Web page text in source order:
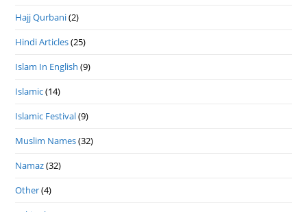
Hajj Qurbani(2)
Hindi Articles(25)
Islam In English (9)
Islamic(14)
Islamic Festival(9)
Muslim Names(32)
Namaz(32)
Other(4)